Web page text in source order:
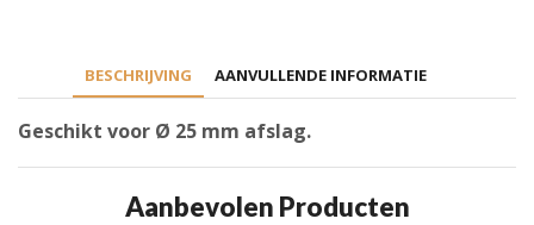
BESCHRIJVING AANVULLENDE INFORMATIE
Geschikt voor Ø 25 mm afslag.
Aanbevolen Producten